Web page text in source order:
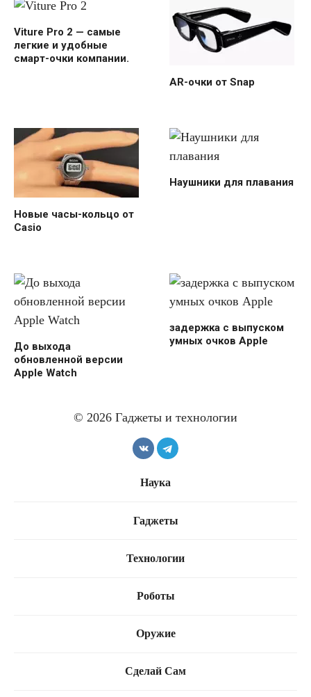
Viture Pro 2 — самые
легкие и удобные
смарт-очки компании.
AR-очки от Snap
Новые часы-кольцо от
Casio
Наушники для плавания
До выхода
обновленной версии
Apple Watch
задержка с выпуском
умных очков Apple
переделывает свое
© 2026 Гаджеты и технологии
Наука
Гаджеты
Технологии
Роботы
Оружие
Сделай Сам